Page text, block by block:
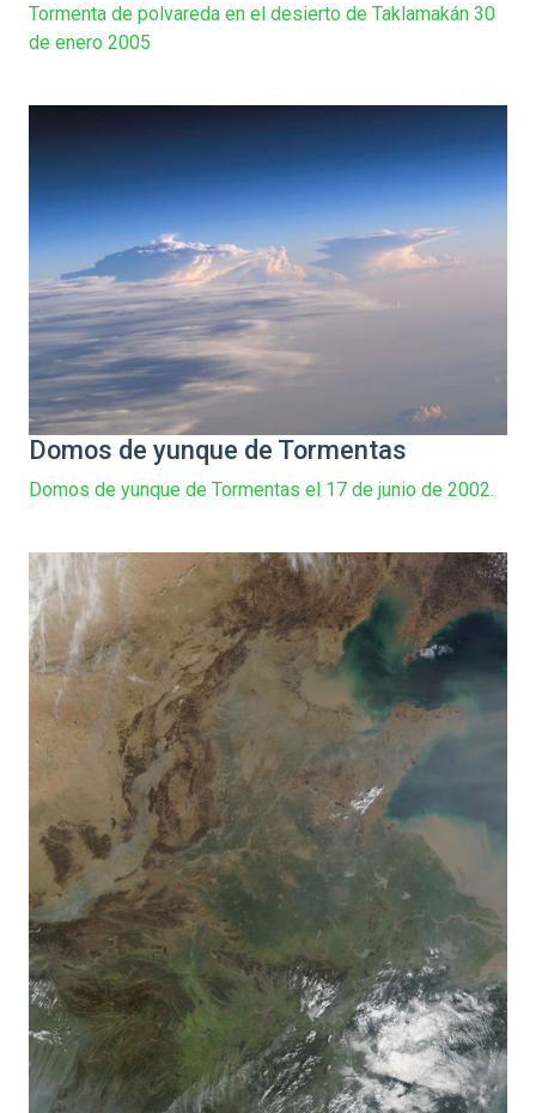
Tormenta de polvareda en el desierto de Taklamakán 30
de enero 2005
Domos de yunque de Tormentas
Domos de yunque de Tormentas el 17 de junio de 2002.